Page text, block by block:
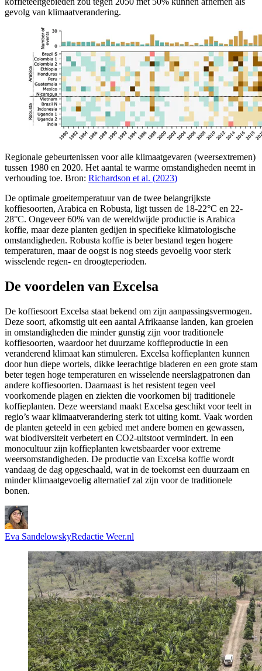
gevolg van klimaatverandering.
Regionale gebeurtenissen voor alle klimaatgevaren (weersextremen)
tussen 1980 en 2020. Het aantal te warme omstandigheden neemt in
verhouding toe. Bron: Richardson et al. (2023)
De optimale groeitemperatuur van de twee belangrijkste
koffiesoorten, Arabica en Robusta, ligt tussen de 18-22°C en 22-
28°C. Ongeveer 60% van de wereldwijde productie is Arabica
koffie, maar deze planten gedijen in specifieke klimatologische
omstandigheden. Robusta koffie is beter bestand tegen hogere
temperaturen, maar de oogst is nog steeds gevoelig voor sterk
wisselende regen- en droogteperioden.
De voordelen van Excelsa
De koffiesoort Excelsa staat bekend om zijn aanpassingsvermogen.
Deze soort, afkomstig uit een aantal Afrikaanse landen, kan groeien
in omstandigheden die minder gunstig zijn voor traditionele
koffiesoorten, waardoor het duurzame koffieproductie in een
veranderend klimaat kan stimuleren. Excelsa koffieplanten kunnen
door hun diepe wortels, dikke leerachtige bladeren en een grote stam
beter tegen hoge temperaturen en wisselende neerslagpatronen dan
andere koffiesoorten. Daarnaast is het resistent tegen veel
voorkomende plagen en ziekten die voorkomen bij traditionele
koffieplanten. Deze weerstand maakt Excelsa geschikt voor teelt in
regio’s waar klimaatverandering sterk tot uiting komt. Vaak worden
de planten geteeld in een gebied met andere bomen en gewassen,
wat biodiversiteit verbetert en CO2-uitstoot vermindert. In een
monocultuur zijn koffieplanten kwetsbaarder voor extreme
weersomstandigheden. De productie van Excelsa koffie wordt
vandaag de dag opgeschaald, wat in de toekomst een duurzaam en
minder klimaatgevoelig alternatief zal zijn voor de traditionele
bonen.
Eva SandelowskyRedactie Weer.nl